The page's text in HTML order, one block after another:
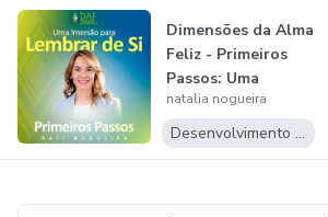
Dimensões da Alma
Feliz - Primeiros
Passos: Uma
Imersão para...
natalia nogueira
Desenvolvimento Pessoal